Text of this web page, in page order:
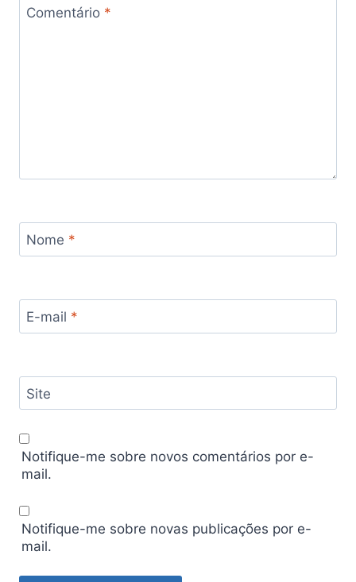
Comentário *
Nome *
E-mail *
Site
Notifique-me sobre novos comentários por e-
mail.
Notifique-me sobre novas publicações por e-
mail.